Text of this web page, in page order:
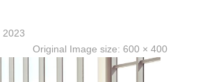
2023
Original Image size: 600 × 400